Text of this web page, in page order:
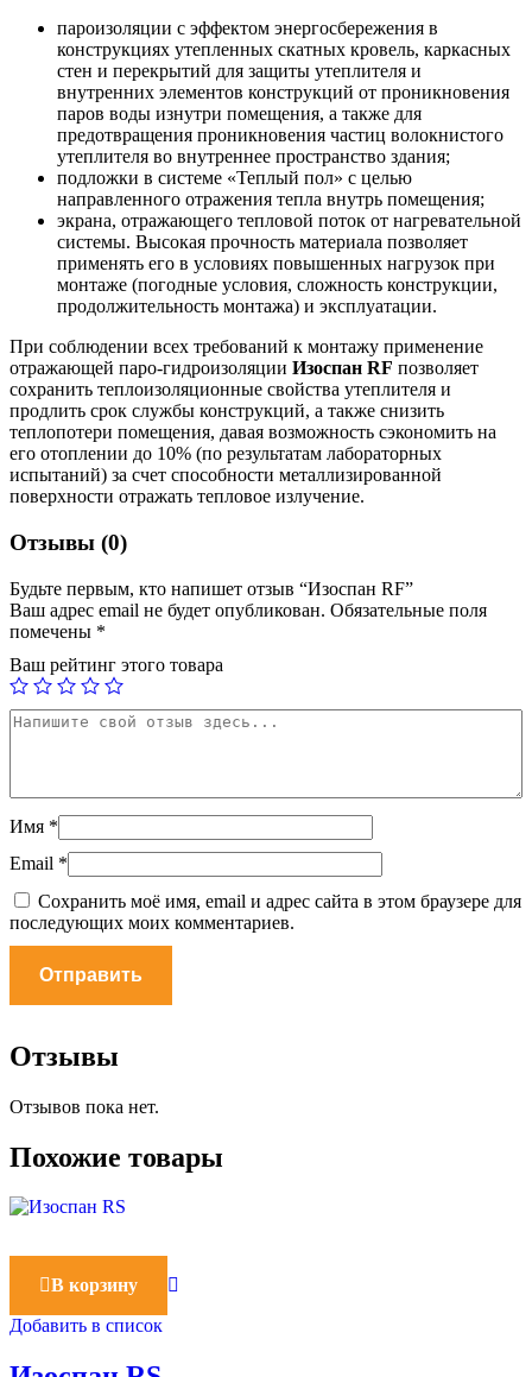
пароизоляции с эффектом энергосбережения в
конструкциях утепленных скатных кровель, каркасных
стен и перекрытий для защиты утеплителя и
внутренних элементов конструкций от проникновения
паров воды изнутри помещения, а также для
предотвращения проникновения частиц волокнистого
утеплителя во внутреннее пространство здания;
подложки в системе «Теплый пол» с целью
направленного отражения тепла внутрь помещения;
экрана, отражающего тепловой поток от нагревательной
системы. Высокая прочность материала позволяет
применять его в условиях повышенных нагрузок при
монтаже (погодные условия, сложность конструкции,
продолжительность монтажа) и эксплуатации.
При соблюдении всех требований к монтажу применение
отражающей паро-гидроизоляции Изоспан RF позволяет
сохранить теплоизоляционные свойства утеплителя и
продлить срок службы конструкций, а также снизить
теплопотери помещения, давая возможность сэкономить на
его отоплении до 10% (по результатам лабораторных
испытаний) за счет способности металлизированной
поверхности отражать тепловое излучение.
Отзывы (0)
Будьте первым, кто напишет отзыв “Изоспан RF”
Ваш адрес email не будет опубликован. Обязательные поля
помечены *
Ваш рейтинг этого товара
Имя *
Email *
Сохранить моё имя, email и адрес сайта в этом браузере для
последующих моих комментариев.
Отзывы
Отзывов пока нет.
Похожие товары
В корзину
Добавить в список